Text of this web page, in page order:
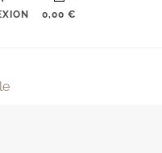
0,00 €